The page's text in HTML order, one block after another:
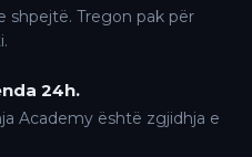
shpejtë. Tregon pak për
24h.
Academy është zgjidhja e